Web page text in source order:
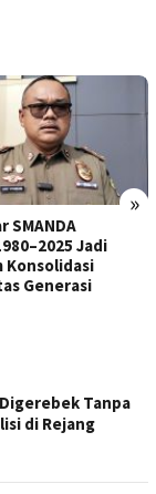
»
SMANDA
Jadi
Konsolidasi
Generasi
Tanpa
di Rejang